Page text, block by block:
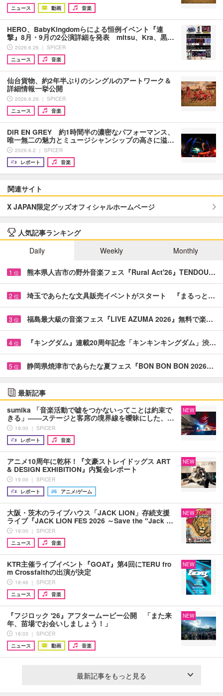
ニュース 動画 音楽
HERO、BabyKingdomらによる恒例イベント『連
撃』8月・9月の2公演詳細を発表 mitsu、Kra、黒…
2026.6.26 ｜ SPICER
ニュース
音楽
仙台貨物、約2年半ぶりのシングルのアートワーク＆
詳細情報一挙公開
2026.6.26 ｜ SPICER
ニュース
音楽
DIR EN GREY 約1時間半の濃密なパフォーマンス、
唯一無二の魅力とミュージシャンシップの高さに溢…
2026.6.2 ｜ SPICER
レポート
音楽
関連サイト
X JAPAN限定グッズオフィシャルホームページ
人気記事ランキング
Daily
Weekly Monthly
1 位 熊本県人吉市の野外音楽フェス『Rural Act'26』TENDOU…
2 位 埼玉であらたな文具販売イベントがスタート 『まるっと…
3 位 福島最大級の音楽フェス『LIVE AZUMA 2026』無料で楽…
4 位 『キングダム』連載20周年記念「キンキンキングダム」渋…
5 位 静岡県焼津市であらたな夏フェス『BON BON BON 2026…
最新記事
sumika 「音楽活動で嘘をつかないってことは約束で
きる」――ステージと客席の境界線を曖昧にした、…
19:00 ｜ SPICER
レポート
音楽
NEW
アニメ10周年に乾杯！『文豪ストレイドッグス ART
& DESIGN EXHIBITION』内覧会レポート
19:00 ｜ SPICER
レポート
アニメ/ゲーム
NEW
大阪・茨木のライブハウス「JACK LION」存続支援
ライブ『JACK LION FES 2026 ～Save the "Jack …
19:00 ｜ SPICER
ニュース
音楽
NEW
KTR主催ライブイベント『GOAT』第4回にTERU fro
m Crossfaithの出演が決定
18:46 ｜ SPICER
ニュース
音楽
NEW
『フジロック '26』アフタームービー公開 「また来
年、苗場でお会いしましょう！」
18:03 ｜ SPICER
ニュース
動画 音楽
NEW
最新記事をもっと見る